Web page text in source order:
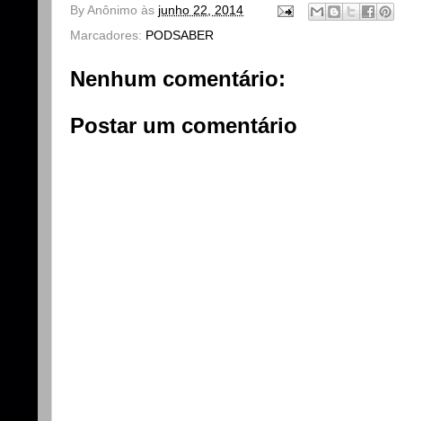
By Anônimo às junho 22, 2014
Marcadores: PODSABER
Nenhum comentário:
Postar um comentário